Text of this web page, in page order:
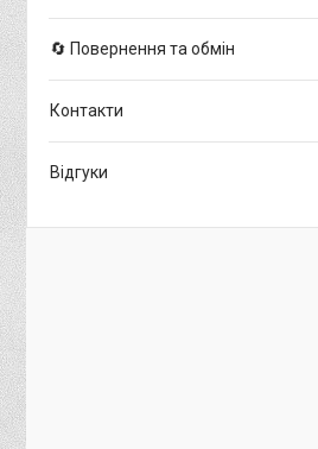
🔄 Повернення та обмін
Контакти
Відгуки